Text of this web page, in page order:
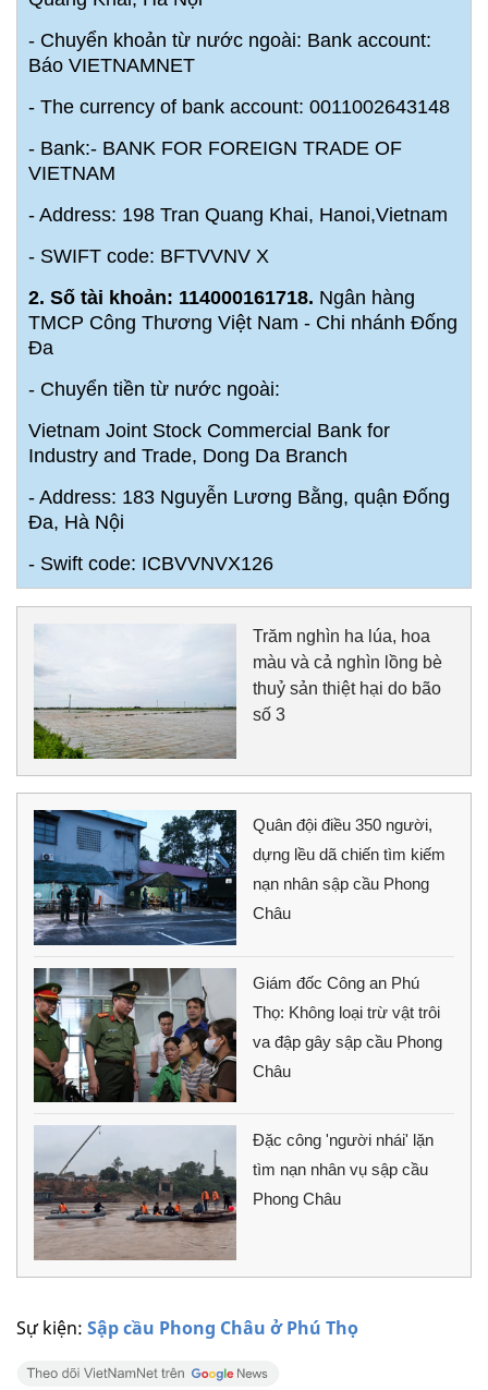
Sự kiện: Sập cầu Phong Châu ở Phú Thọ
- Chuyển khoản từ nước ngoài: Bank account:
Báo VIETNAMNET
- The currency of bank account: 0011002643148
- Bank:- BANK FOR FOREIGN TRADE OF
VIETNAM
- Address: 198 Tran Quang Khai, Hanoi,Vietnam
- SWIFT code: BFTVVNV X
2. Số tài khoản: 114000161718. Ngân hàng
TMCP Công Thương Việt Nam - Chi nhánh Đống
Đa
- Chuyển tiền từ nước ngoài:
Vietnam Joint Stock Commercial Bank for
Industry and Trade, Dong Da Branch
- Address: 183 Nguyễn Lương Bằng, quận Đống
Đa, Hà Nội
- Swift code: ICBVVNVX126
Trăm nghìn ha lúa, hoa
màu và cả nghìn lồng bè
thuỷ sản thiệt hại do bão
số 3
Quân đội điều 350 người,
dựng lều dã chiến tìm kiếm
nạn nhân sập cầu Phong
Châu
Giám đốc Công an Phú
Thọ: Không loại trừ vật trôi
va đập gây sập cầu Phong
Châu
Đặc công 'người nhái' lặn
tìm nạn nhân vụ sập cầu
Phong Châu